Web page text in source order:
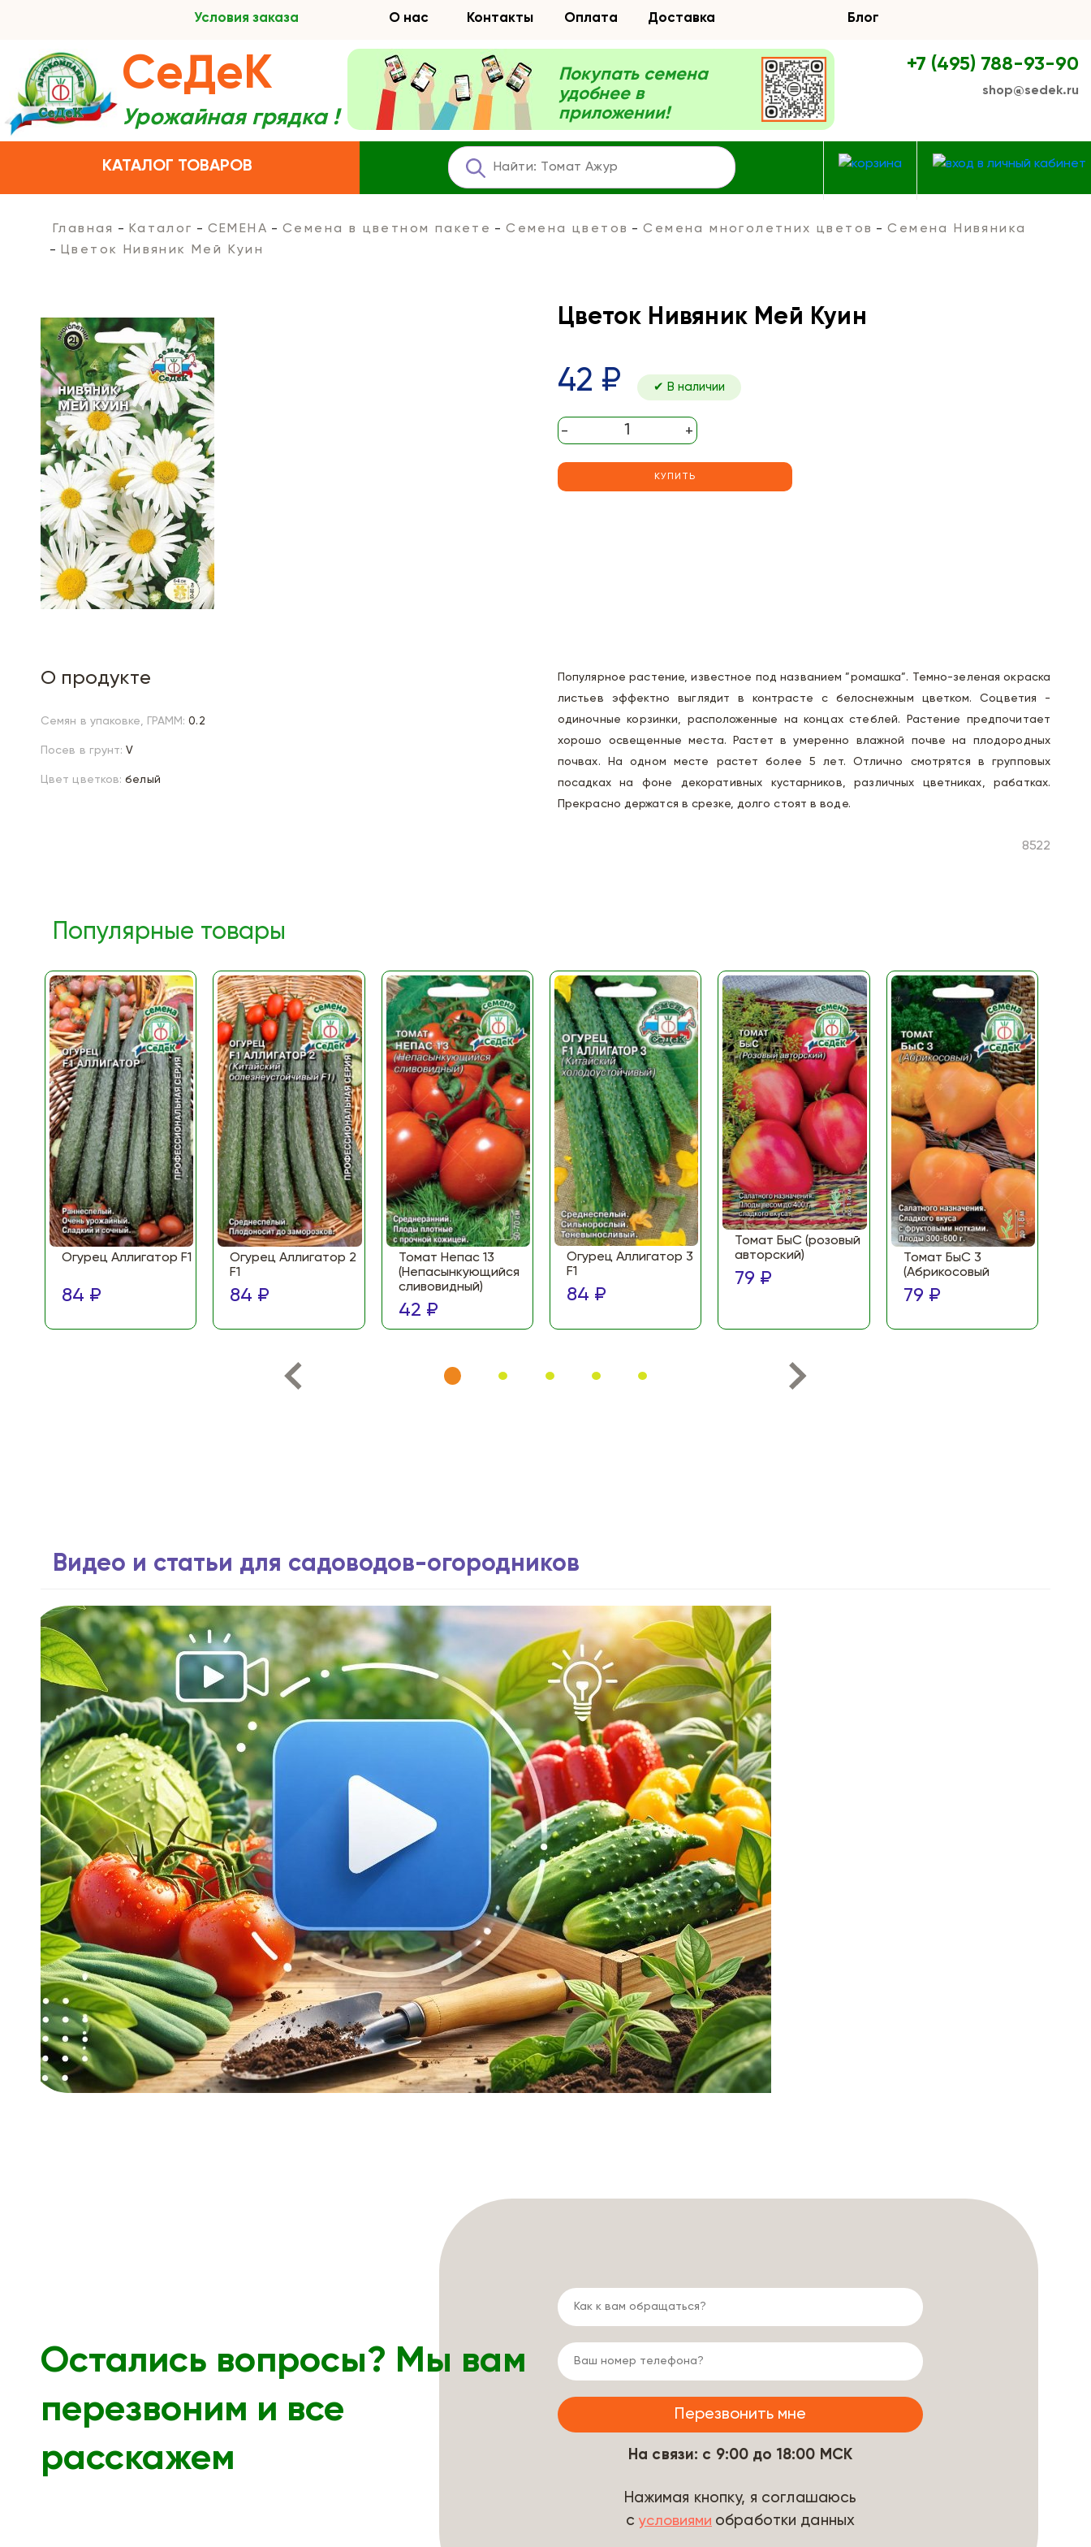
Условия заказа О нас Контакты Оплата Доставка Блог
КАТАЛОГ ТОВАРОВ
СеДеК
Урожайная грядка !
Покупать семена
удобнее в
приложении!
+7 (495) 788-93-90
shop@sedek.ru
Главная Каталог СЕМЕНА Семена в цветном пакете Семена цветов Семена многолетних цветов
Семена Нивяника
Цветок Нивяник Мей Куин
Цветок Нивяник Мей Куин
42 ₽ ✔ В наличии
- +
КУПИТЬ
О продукте
Семян в упаковке, ГРАММ: 0.2
Посев в грунт: V
Цвет цветков: белый
Популярное растение, известное под названием ”ромашка”. Темно-зеленая окраска
листьев эффектно выглядит в контрасте с белоснежным цветком. Соцветия -
одиночные корзинки, расположенные на концах стеблей. Растение предпочитает
хорошо освещенные места. Растет в умеренно влажной почве на плодородных
почвах. На одном месте растет более 5 лет. Отлично смотрятся в групповых
посадках на фоне декоративных кустарников, различных цветниках, рабатках.
Прекрасно держатся в срезке, долго стоят в воде.
8522
Популярные товары
Огурец Аллигатор F1
84 ₽
Огурец Аллигатор 2
F1
84 ₽
Томат Непас 13
(Непасынкующийся
сливовидный)
42 ₽
Огурец Аллигатор 3
F1
84 ₽
Томат БыС (розовый
авторский)
79 ₽
Томат БыС 3
(Абрикосовый
79 ₽
Видео и статьи для садоводов-огородников
Остались вопросы? Мы вам
перезвоним и все
расскажем
На связи: с 9:00 до 18:00 МСК
Нажимая кнопку, я соглашаюсь
с условиями обработки данных